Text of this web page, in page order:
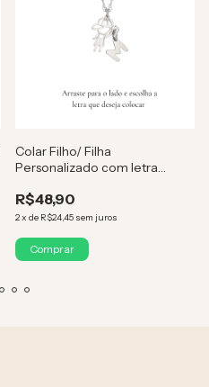
Colar Filho/ Filha
Personalizado com letra
R$48,90
2x de R$24,45 sem juros